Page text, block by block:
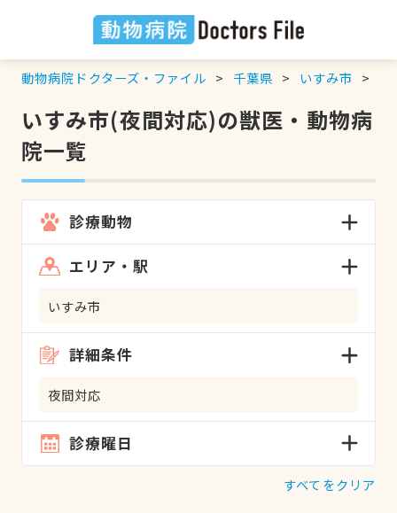
動物病院ドクターズ・ファイル 千葉県 いすみ市
いすみ市(夜間対応)の獣医・動物病
院一覧
診療動物
エリア・駅
いすみ市
詳細条件
夜間対応
診療曜日
すべてをクリア